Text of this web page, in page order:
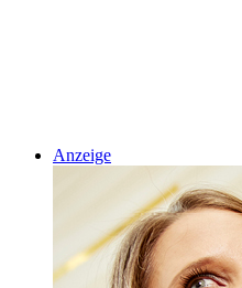
Anzeige